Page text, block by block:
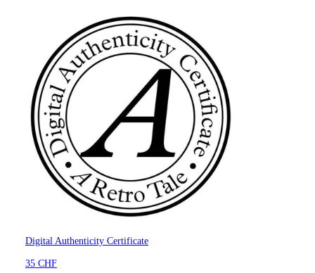
Digital Authenticity Certificate
35 CHF